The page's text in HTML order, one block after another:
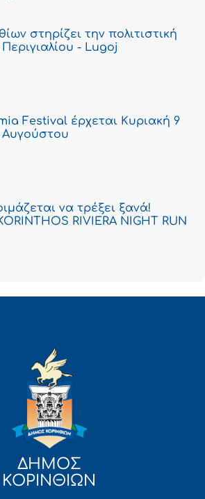
στηρίζει την πολιτιστική
- Lugoj
Festival έρχεται Κυριακή 9
Αυγούστου
να τρέξει ξανά!
RIVIERA NIGHT RUN
ΔΗΜΟΣ
ΚΟΡΙΝΘΙΩΝ